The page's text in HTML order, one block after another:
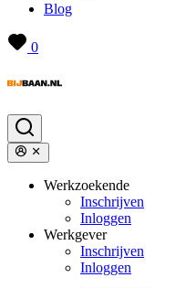
Blog
0
Werkzoekende
Inschrijven
Inloggen
Werkgever
Inschrijven
Inloggen